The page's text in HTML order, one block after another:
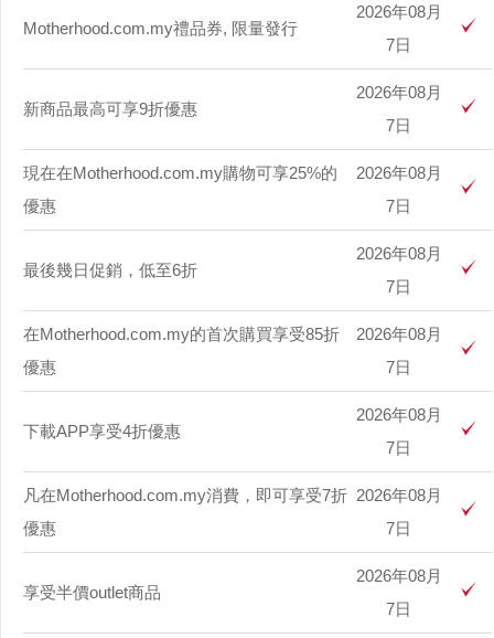
Motherhood.com.my禮品券, 限量發行
2026年08月
7日
新商品最高可享9折優惠
2026年08月
7日
現在在Motherhood.com.my購物可享25%的
優惠
2026年08月
7日
最後幾日促銷，低至6折
2026年08月
7日
在Motherhood.com.my的首次購買享受85折
優惠
2026年08月
7日
下載APP享受4折優惠
2026年08月
7日
凡在Motherhood.com.my消費，即可享受7折
優惠
2026年08月
7日
享受半價outlet商品
2026年08月
7日